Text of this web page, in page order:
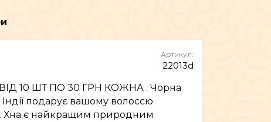
Артикул:
22013d
10 ШТ ПО 30 ГРН КОЖНА . Чорна
подарує вашому волоссю
Хна є найкращим природним